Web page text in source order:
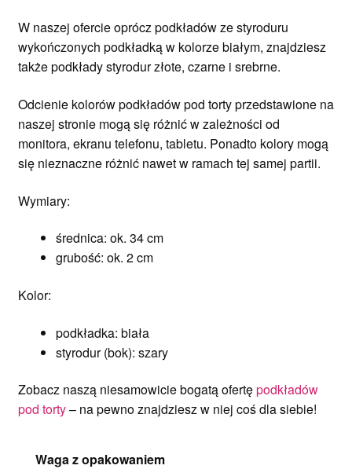
W naszej ofercie oprócz podkładów ze styroduru
wykończonych podkładką w kolorze białym, znajdziesz
także podkłady styrodur złote, czarne i srebrne.
Odcienie kolorów podkładów pod torty przedstawione na
naszej stronie mogą się różnić w zależności od
monitora, ekranu telefonu, tabletu. Ponadto kolory mogą
się nieznaczne różnić nawet w ramach tej samej partii.
Wymiary:
średnica: ok. 34 cm
grubość: ok. 2 cm
Kolor:
podkładka: biała
styrodur (bok): szary
Zobacz naszą niesamowicie bogatą ofertępodkładów
pod torty– na pewno znajdziesz w niej coś dla siebie!
Waga z opakowaniem